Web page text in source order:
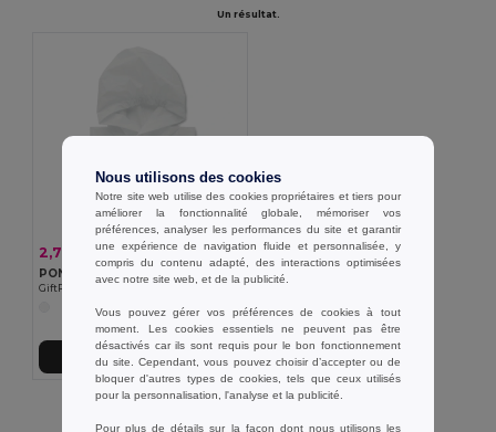
Un résultat.
2,75 € 4,71 € -42%
PONCHIE Imperméable pour enfant
GiftRetail MO2128
Ajouter au Panier
Nous utilisons des cookies
Notre site web utilise des cookies propriétaires et tiers pour
améliorer la fonctionnalité globale, mémoriser vos
préférences, analyser les performances du site et garantir
une expérience de navigation fluide et personnalisée, y
compris du contenu adapté, des interactions optimisées
avec notre site web, et de la publicité.
Vous pouvez gérer vos préférences de cookies à tout
moment. Les cookies essentiels ne peuvent pas être
désactivés car ils sont requis pour le bon fonctionnement
du site. Cependant, vous pouvez choisir d’accepter ou de
bloquer d'autres types de cookies, tels que ceux utilisés
pour la personnalisation, l'analyse et la publicité.
Pour plus de détails sur la façon dont nous utilisons les